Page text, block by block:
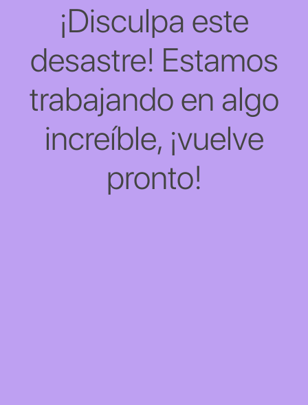
¡Disculpa este
desastre! Estamos
trabajando en algo
increíble, ¡vuelve
pronto!